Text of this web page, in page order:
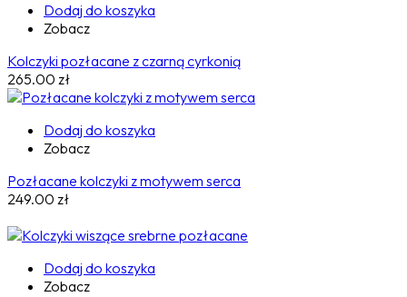
Dodaj do koszyka
Zobacz
Kolczyki pozłacane z czarną cyrkonią
265.00 zł
Dodaj do koszyka
Zobacz
Pozłacane kolczyki z motywem serca
249.00 zł
Dodaj do koszyka
Zobacz